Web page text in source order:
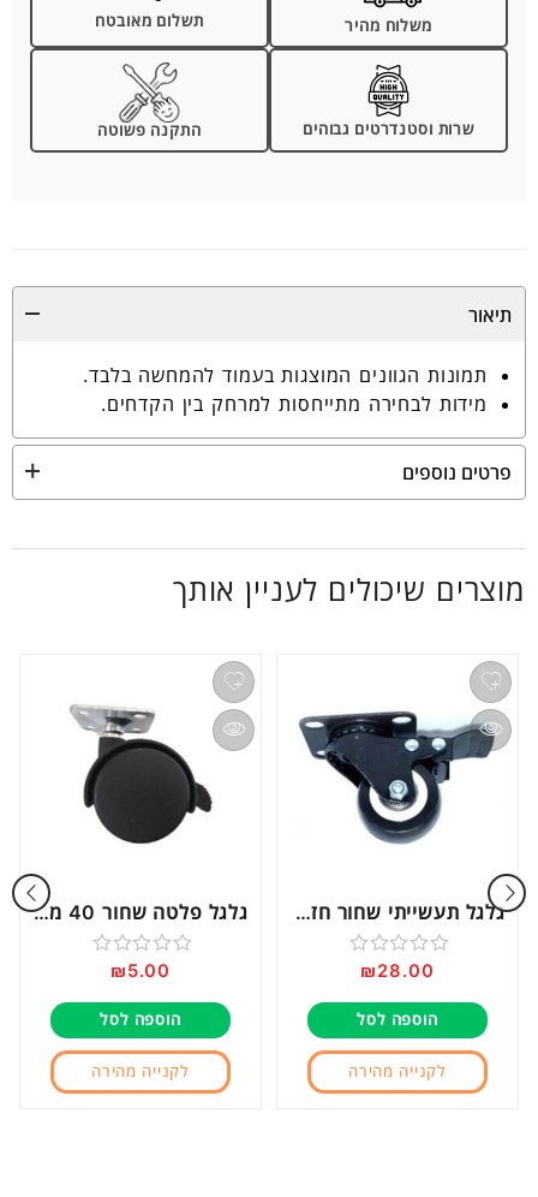
משלוח מהיר תשלום מאובטח
שרות וסטנדרטים גבוהים התקנה פשוטה
תיאור
תמונות הגוונים המוצגות בעמוד להמחשה בלבד.
מידות לבחירה מתייחסות למרחק בין הקדחים.
פרטים נוספים
מוצרים שיכולים לעניין אותך
גלגל תעשייתי שחור חזק עם מעצור “3 דגם 70974
דורג
0
5
₪28.00
הוספה לסל
לקנייה מהירה
גלגל פלטה שחור 40 מ”מ עם מעצור דגם 15004
דורג
0
5
₪5.00
הוספה לסל
לקנייה מהירה